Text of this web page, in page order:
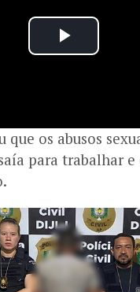
os abusos
para trabalhar